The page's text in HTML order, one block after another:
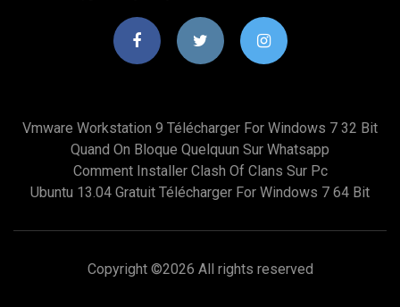
Vmware Workstation 9 Télécharger For Windows 7 32 Bit
Quand On Bloque Quelquun Sur Whatsapp
Comment Installer Clash Of Clans Sur Pc
Ubuntu 13.04 Gratuit Télécharger For Windows 7 64 Bit
Copyright ©2026 All rights reserved